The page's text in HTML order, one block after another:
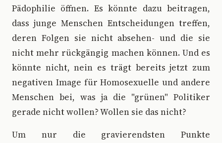
Pädophilie öffnen. Es könnte dazu beitragen,
dass junge Menschen Entscheidungen treffen,
deren Folgen sie nicht absehen- und die sie
nicht mehr rückgängig machen können. Und es
könnte nicht, nein es trägt bereits jetzt zum
negativen Image für Homosexuelle und andere
Menschen bei, was ja die "grünen" Politiker
gerade nicht wollen? Wollen sie das nicht?
Um nur die gravierendsten Punkte